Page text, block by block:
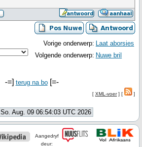
Vorige onderwerp: Laat aborsies
Volgende onderwerp: Nuwe bril
-=] terug na bo[=-
[ XML-voer] [ ]
So. Aug. 09 06:54:03 UTC 2026
Aangedryf
deur: